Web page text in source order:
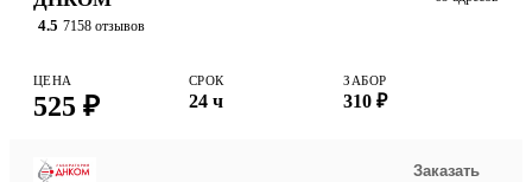
4.5 7158 отзывов
ЦЕНА
525 ₽
СРОК
24 ч
ЗАБОР
310 ₽
Заказать